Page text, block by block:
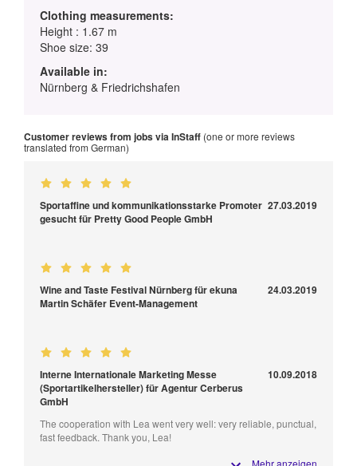
Clothing measurements:
Height : 1.67 m
Shoe size: 39
Available in:
Nürnberg & Friedrichshafen
Customer reviews from jobs via InStaff (one or more reviews
translated from German)
Sportaffine und kommunikationsstarke Promoter
gesucht für Pretty Good People GmbH
27.03.2019
Wine and Taste Festival Nürnberg für ekuna
Martin Schäfer Event-Management
24.03.2019
Interne Internationale Marketing Messe
(Sportartikelhersteller) für Agentur Cerberus
GmbH
10.09.2018
The cooperation with Lea went very well: very reliable, punctual,
fast feedback. Thank you, Lea!
Mehr anzeigen